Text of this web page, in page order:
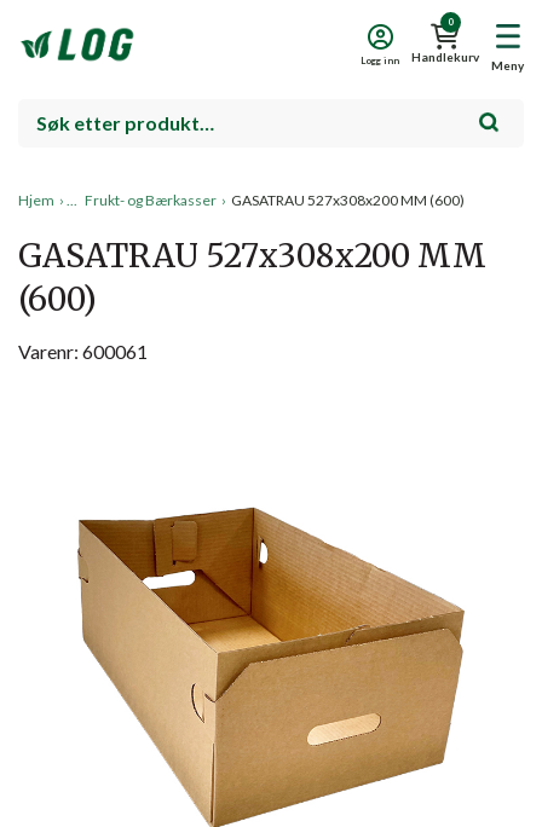
Meny
0
Handlekurv
Logg inn
Hjem › Frukt- og Bærkasser › GASATRAU 527x308x200 MM (600)
GASATRAU 527x308x200 MM
(600)
Varenr: 600061